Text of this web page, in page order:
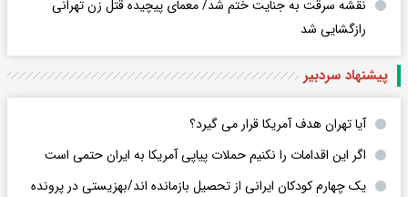
نقشه سرقت به جنایت ختم شد/ معمای پیچیده قتل زن تهرانی
رازگشایی شد
پیشنهاد سردبیر
آیا تهران هدف آمریکا قرار می گیرد؟
اگر این اقدامات را نکنیم حملات پیاپی آمریکا به ایران حتمی است
یک چهارم کودکان ایرانی از تحصیل بازمانده اند/بهزیستی در پرونده